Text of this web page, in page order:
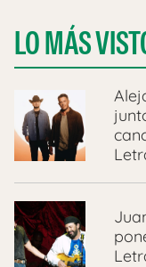
LO MÁS